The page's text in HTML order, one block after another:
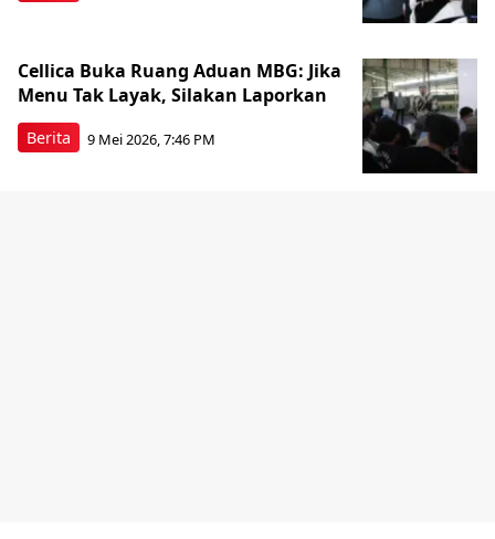
Berita
Cellica Buka Ruang Aduan MBG: Jika
Menu Tak Layak, Silakan Laporkan
9 Mei 2026, 7:46 PM